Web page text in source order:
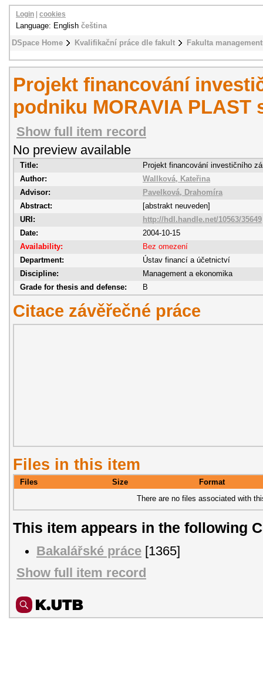
DSpace Home Kvalifikační práce dle fakult Fakulta
Login cookies
Language: English čeština
Projekt financování
podniku MORAVIA PLAST
Show full item record
No preview available
Title:
Projekt financování investičního
Author:
Wallková, Kateřina
Advisor:
Pavelková, Drahomíra
Abstract:
[abstrakt neuveden]
URI:
http://hdl.handle.net/10563/35649
Date:
2004-10-15
Availability:
Bez omezení
Department:
Ústav financí a účetnictví
Discipline:
Management a ekonomika
Grade for thesis and defense:
B
Citace závěřečné práce
Files in this item
Files Size
Format
There are no files associated with
This item appears in the following
Bakalářské práce [1365]
Show full item record